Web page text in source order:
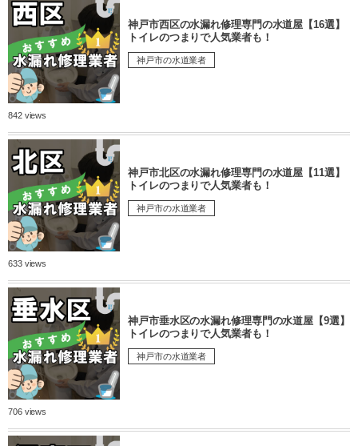
神戸市西区の水漏れ修理専門の水道屋【16選】
トイレのつまりで人気業者も！
神戸市の水道業者
842 views
神戸市北区の水漏れ修理専門の水道屋【11選】
トイレのつまりで人気業者も！
神戸市の水道業者
633 views
神戸市垂水区の水漏れ修理専門の水道屋【9選】
トイレのつまりで人気業者も！
神戸市の水道業者
706 views